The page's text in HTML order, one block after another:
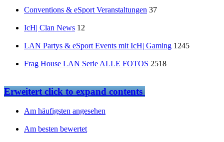
Conventions & eSport Veranstaltungen 37
IcH| Clan News 12
LAN Partys & eSport Events mit IcH| Gaming 1245
Frag House LAN Serie ALLE FOTOS 2518
Erweitertclick to expand contents
Am häufigsten angesehen
Am besten bewertet